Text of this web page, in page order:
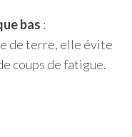
bas :
de terre, elle évite
coups de fatigue.